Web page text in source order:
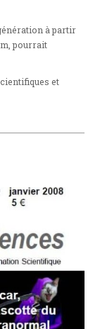
à partir
pourrait
et